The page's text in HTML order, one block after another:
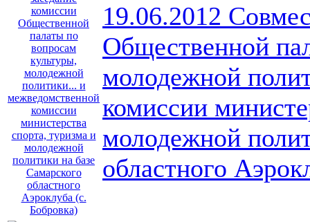
19.06.2012
Общественной
молодежной
комиссии
молодежной
областного